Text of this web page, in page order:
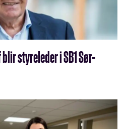
styreleder i SB1 Sør-